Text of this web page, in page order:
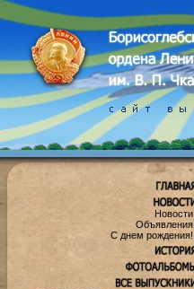
Новости
Объявления
С днем рождения!